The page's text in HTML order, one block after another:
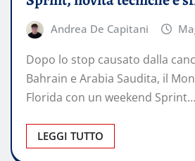
Andrea De Capitani
Dopo lo stop causato dalla
Bahrain e Arabia Saudita, il
Florida con un weekend Sprint…
LEGGI TUTTO